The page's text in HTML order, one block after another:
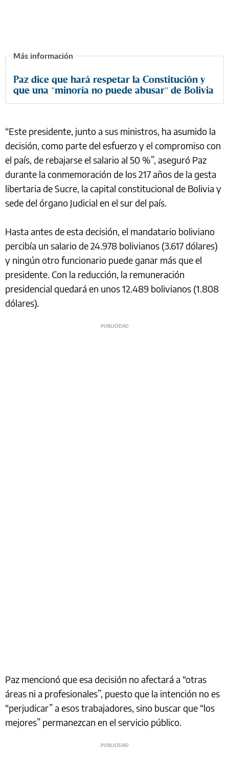
Paz dice que hará respetar la Constitución y
que una "minoría no puede abusar" de Bolivia
“Este presidente, junto a sus ministros, ha asumido la
decisión, como parte del esfuerzo y el compromiso con
el país, de rebajarse el salario al 50 %”, aseguró Paz
durante la conmemoración de los 217 años de la gesta
libertaria de Sucre, la capital constitucional de Bolivia y
sede del órgano Judicial en el sur del país.
Hasta antes de esta decisión, el mandatario boliviano
percibía un salario de 24.978 bolivianos (3.617 dólares)
y ningún otro funcionario puede ganar más que el
presidente. Con la reducción, la remuneración
presidencial quedará en unos 12.489 bolivianos (1.808
dólares).
Paz mencionó que esa decisión no afectará a “otras
áreas ni a profesionales”, puesto que la intención no es
“perjudicar” a esos trabajadores, sino buscar que “los
mejores” permanezcan en el servicio público.